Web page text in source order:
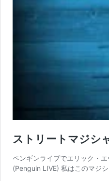
ストリートマジシ
ペンギンライブでエリック・
(Penguin LIVE) 私はこのマジ